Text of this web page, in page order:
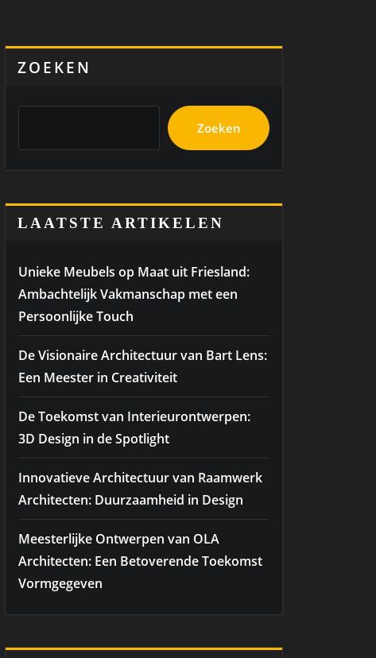
ZOEKEN
Zoeken
LAATSTE ARTIKELEN
Unieke Meubels op Maat uit Friesland:
Ambachtelijk Vakmanschap met een
Persoonlijke Touch
De Visionaire Architectuur van Bart Lens:
Een Meester in Creativiteit
De Toekomst van Interieurontwerpen:
3D Design in de Spotlight
Innovatieve Architectuur van Raamwerk
Architecten: Duurzaamheid in Design
Meesterlijke Ontwerpen van OLA
Architecten: Een Betoverende Toekomst
Vormgegeven